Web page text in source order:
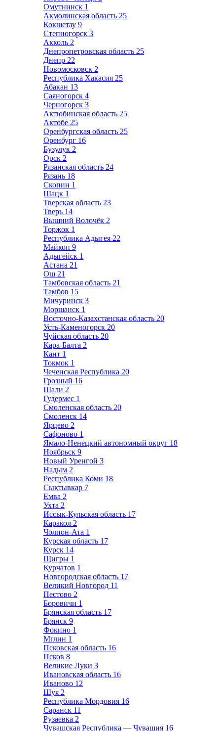
Омутнинск 1
Акмолинская область 25
Кокшетау 9
Степногорск 3
Акколь 2
Днепропетровская область 25
Днепр 22
Новомосковск 2
Республика Хакасия 25
Абакан 13
Саяногорск 4
Черногорск 3
Актюбинская область 25
Актобе 25
Оренбургская область 25
Оренбург 16
Бузулук 2
Орск 2
Рязанская область 24
Рязань 18
Скопин 1
Шацк 1
Тверская область 23
Тверь 14
Вышний Волочёк 2
Торжок 1
Республика Адыгея 22
Майкоп 9
Адыгейск 1
Астана 21
Ош 21
Тамбовская область 21
Тамбов 15
Мичуринск 3
Моршанск 1
Восточно-Казахстанская область 20
Усть-Каменогорск 20
Чуйская область 20
Кара-Балта 2
Кант 1
Токмок 1
Чеченская Республика 20
Грозный 16
Шали 2
Гудермес 1
Смоленская область 20
Смоленск 14
Ярцево 2
Сафоново 1
Ямало-Ненецкий автономный округ 18
Ноябрьск 9
Новый Уренгой 3
Надым 2
Республика Коми 18
Сыктывкар 7
Емва 2
Ухта 2
Иссык-Кульская область 17
Каракол 2
Чолпон-Ата 1
Курская область 17
Курск 14
Щигры 1
Курчатов 1
Новгородская область 17
Великий Новгород 11
Пестово 2
Боровичи 1
Брянская область 17
Брянск 9
Фокино 1
Мглин 1
Псковская область 16
Псков 8
Великие Луки 3
Ивановская область 16
Иваново 12
Шуя 2
Республика Мордовия 16
Саранск 11
Рузаевка 2
Чувашская Республика — Чувашия 16